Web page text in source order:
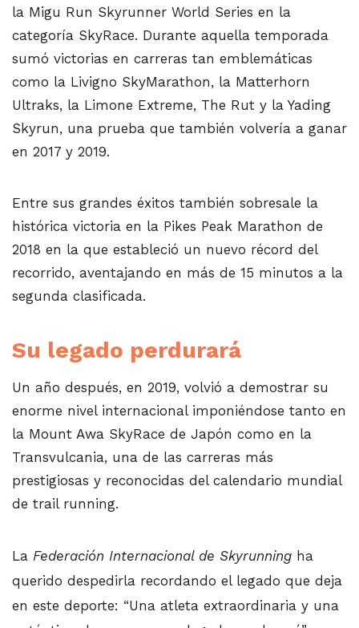
la Migu Run Skyrunner World Series en la
categoría SkyRace. Durante aquella temporada
sumó victorias en carreras tan emblemáticas
como la Livigno SkyMarathon, la Matterhorn
Ultraks, la Limone Extreme, The Rut y la Yading
Skyrun, una prueba que también volvería a ganar
en 2017 y 2019.
Entre sus grandes éxitos también sobresale la
histórica victoria en la Pikes Peak Marathon de
2018 en la que estableció un nuevo récord del
recorrido, aventajando en más de 15 minutos a la
segunda clasificada.
Su legado perdurará
Un año después, en 2019, volvió a demostrar su
enorme nivel internacional imponiéndose tanto en
la Mount Awa SkyRace de Japón como en la
Transvulcania, una de las carreras más
prestigiosas y reconocidas del calendario mundial
de trail running.
La Federación Internacional de Skyrunning ha
querido despedirla recordando el legado que deja
en este deporte: “Una atleta extraordinaria y una